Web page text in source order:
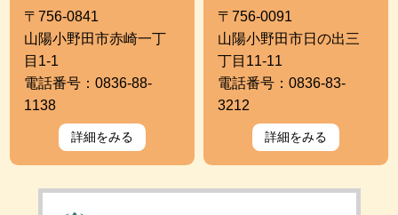
〒756-0841
山陽小野田市赤崎一丁
目1-1
電話番号：0836-88-
1138
詳細をみる
〒756-0091
山陽小野田市日の出三
丁目11-11
電話番号：0836-83-
3212
詳細をみる